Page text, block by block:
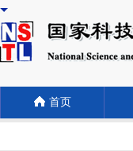
首页